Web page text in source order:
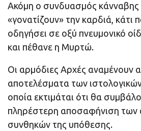
Ακόμη ο συνδυασμός κάνναβης
«γονατίζουν» την καρδιά, κάτι
οδηγήσει σε οξύ πνευμονικό
και πέθανε η Μυρτώ.
Οι αρμόδιες Αρχές αναμένουν
αποτελέσματα των
οποία εκτιμάται ότι θα
πληρέστερη αποσαφήνιση των
συνθηκών της υπόθεσης.